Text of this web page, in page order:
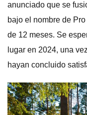
anunciado que se
bajo el nombre de
de 12 meses. Se
lugar en 2024, una
hayan concluido